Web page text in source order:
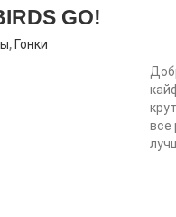
GO!
, Гонки
все